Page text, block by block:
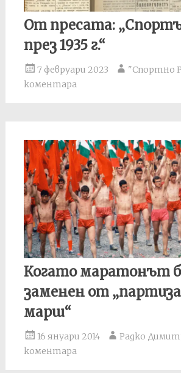
От пресата:
през 1935 г.“
7 февруари 2023 "Спортно
коментара
Когато маратонът
заменен от
марш“
16 януари 2014 Радко
коментара